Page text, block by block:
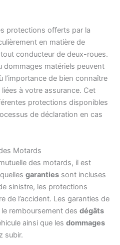
protections offerts par la
en matière de
conducteur de deux-roues.
dommages matériels peuvent
l’importance de bien connaître
à votre assurance. Cet
protections disponibles
de déclaration en cas
Motards
des motards, il est
garanties sont incluses
sinistre, les protections
de l’accident. Les garanties de
remboursement des dégâts
ainsi que les dommages
subir.